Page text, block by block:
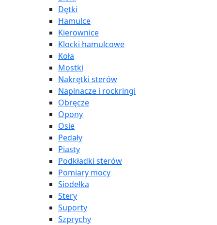
Dętki
Hamulce
Kierownice
Klocki hamulcowe
Koła
Mostki
Nakrętki sterów
Napinacze i rockringi
Obręcze
Opony
Osie
Pedały
Piasty
Podkładki sterów
Pomiary mocy
Siodełka
Stery
Suporty
Szprychy